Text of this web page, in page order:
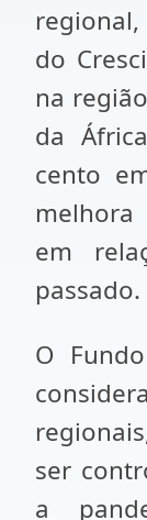
regional,
do
na
da
cento
em
passado.
O
ser
a